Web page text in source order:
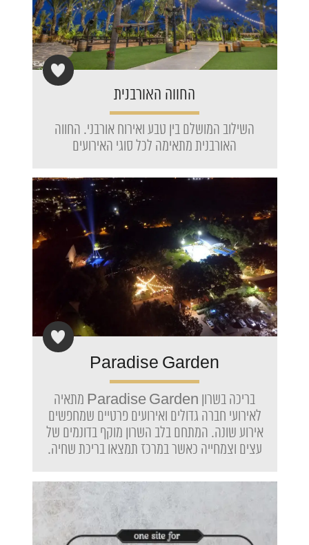
החווה האורבנית
השילוב המושלם בין טבע ואירוח אורבני. החווה
האורבנית מתאימה לכל סוגי האירועים
Paradise Garden
בריכה בשרון Paradise Garden מתאיה
לאירועי חברה גדולים ואירועים פרטיים שמחפשים
אירוע שונה. המתחם בלב השרון מוקף בדונמים של
עצים וצמחייה כאשר במרכז תמצאו בריכת שחיה.